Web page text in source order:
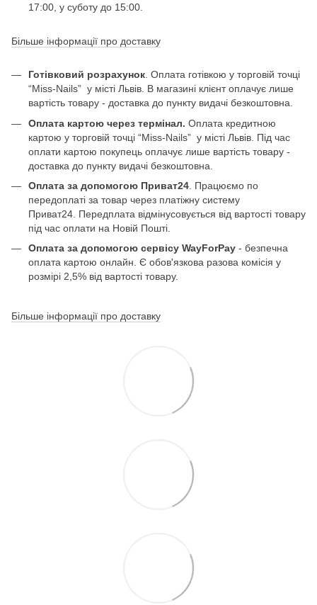
17:00, у суботу до 15:00.
Більше інформації про доставку
Готівковий розрахунок. Оплата готівкою у торговій точці
“Miss-Nails” у місті Львів. В магазині клієнт оплачує лише
вартість товару - доставка до пункту видачі безкоштовна.
Оплата картою через термінал. Оплата кредитною
картою у торговій точці “Miss-Nails” у місті Львів. Під час
оплати картою покупець оплачує лише вартість товару -
доставка до пункту видачі безкоштовна.
Оплата за допомогою Приват24 . Працюємо по
передоплаті за товар через платіжну систему
Приват24. Передплата відмінусовується від вартості товару
під час оплати на Новій Пошті.
Оплата за допомогою сервісу WayForPay - безпечна
оплата картою онлайн. Є обов'язкова разова комісія у
розмірі 2,5% від вартості товару.
Більше інформації про доставку